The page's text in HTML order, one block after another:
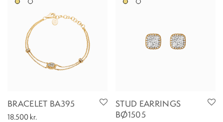
BRACELET BA395
18.500 kr.
STUD EARRINGS
BØ1505